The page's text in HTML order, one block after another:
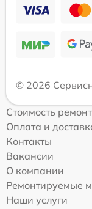
© 2026
Стоимость
Оплата и
Контакты
Вакансии
О компании
Ремонтируемые
Наши услуги